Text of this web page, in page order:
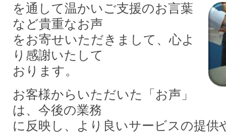
を通して温かいご支援のお言葉
など貴重なお声
をお寄せいただきまして、心よ
り感謝いたして
おります。
お客様からいただいた「お声」
は、今後の業務
に反映し、より良いサービスの提供